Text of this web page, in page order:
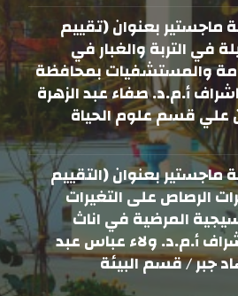
ماجستير بعنوان (تقييم
في التربة والغبار في
والمستشفيات بمحافظة
أ.م.د. صفاء عبد الزهرة
علي قسم علوم الحياة
ماجستير بعنوان (التقييم
الرصاص على التغيرات
المرضية في اناث
أ.م.د. ولاء عباس عبد
جبر / قسم البيئة